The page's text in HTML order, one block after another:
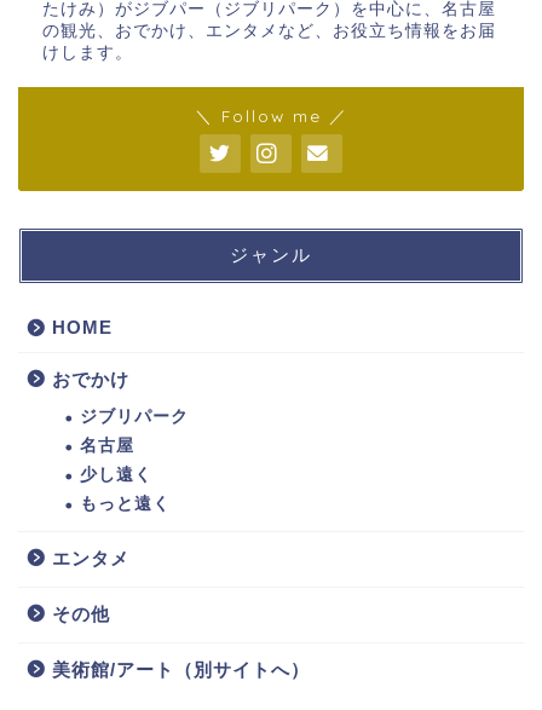
たけみ）がジブパー（ジブリパーク）を中心に、名古屋
の観光、おでかけ、エンタメなど、お役立ち情報をお届
けします。
＼ Follow me ／
ジャンル
HOME
おでかけ
ジブリパーク
名古屋
少し遠く
もっと遠く
エンタメ
その他
美術館/アート（別サイトへ）